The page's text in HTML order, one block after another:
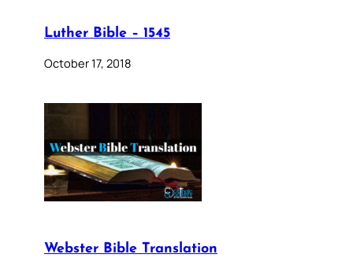
Luther Bible – 1545
October 17, 2018
Webster Bible Translation